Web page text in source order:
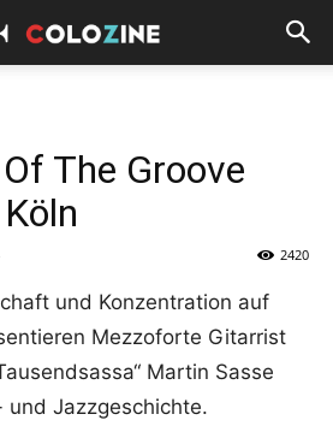
The Groove
2420
und Konzentration auf
Mezzoforte Gitarrist
Martin Sasse
und Jazzgeschichte.